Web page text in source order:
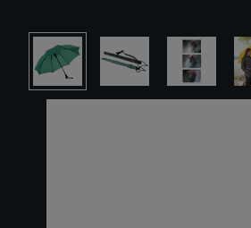
Ignorer la galerie d'images